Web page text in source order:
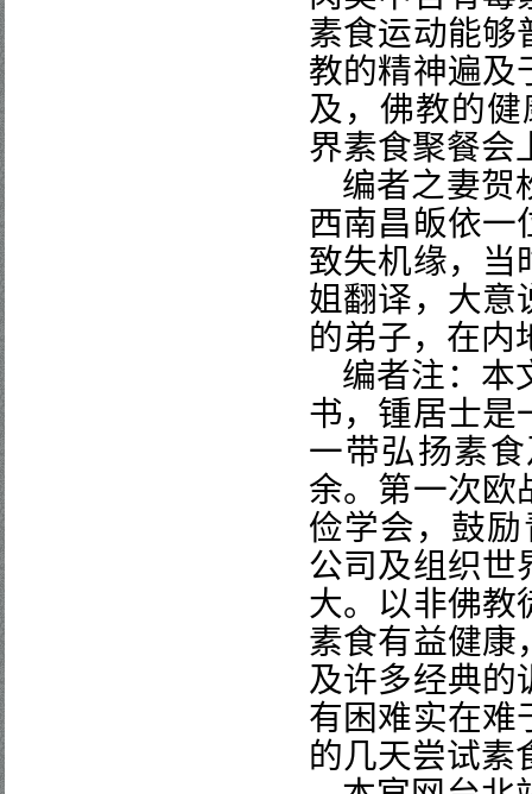
素食运动能够
教的精神遍及
及，佛教的
界素食聚餐会
编者之妻贺
西南昌皈依一
致失机缘，当
姐翻译，大意
的弟子，在内
编者注：本
书，锺居士是
一带弘扬素
余。第一次欧
俭学会，鼓
公司及组织世
大。以非佛教
素食有益健康
及许多经典的
有困难实在难
的几天尝试素